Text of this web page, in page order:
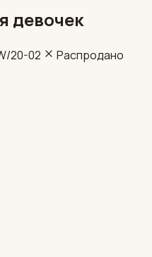
девочек
20-02
Распродано